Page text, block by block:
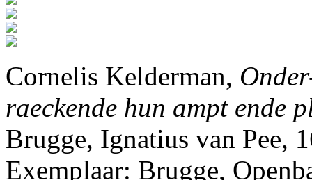
Cornelis Kelderman,
raeckende hun ampt ende
Brugge, Ignatius van Pee,
Exemplaar: Brugge,